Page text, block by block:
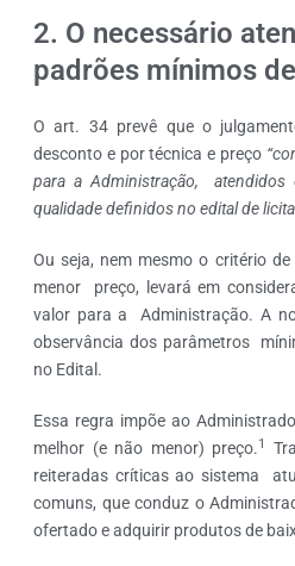
2. O necessário
padrões mínimos
O art. 34 prevê que o
desconto e por técnica e preço
para a Administração, atendidos
qualidade definidos no edital de
Ou seja, nem mesmo o critério
menor preço, levará em
valor para a Administração. A
observância dos parâmetros
no Edital.
Essa regra impõe ao
melhor (e não menor) preço.1
reiteradas críticas ao sistema
comuns, que conduz o
ofertado e adquirir produtos de